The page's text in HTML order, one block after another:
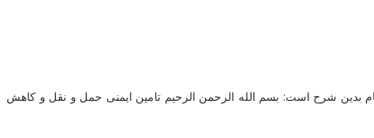
بدین شرح است: بسم الله الرحمن الرحیم تامین ایمنی حمل و نقل و کاهش